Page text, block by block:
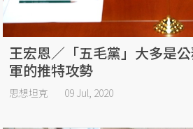
王宏恩／「五毛黨」大多是
軍的推特攻勢
思想坦克 09 Jul, 2020